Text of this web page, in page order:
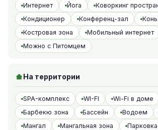
Интернет
Йога
Коворкинг
Кондиционер
Конференц-зал
Костровая зона
Мобильный интернет
Можно с Питомцем
На территории
SPA-комплекс WI-FI Wi-Fi в доме
Барбекю зона
Бассейн Водоем
Мангал
Мангальная зона
Парковка